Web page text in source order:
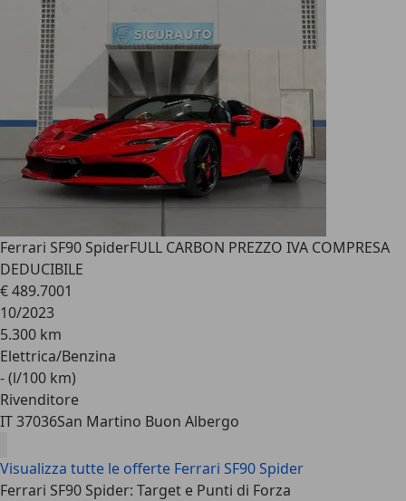
Ferrari SF90 SpiderFULL CARBON PREZZO IVA COMPRESA
DEDUCIBILE
€ 489.7001
10/2023
5.300 km
Elettrica/Benzina
- (l/100 km)
Rivenditore
IT 37036San Martino Buon Albergo
Visualizza tutte le offerte Ferrari SF90 Spider
Ferrari SF90 Spider: Target e Punti di Forza